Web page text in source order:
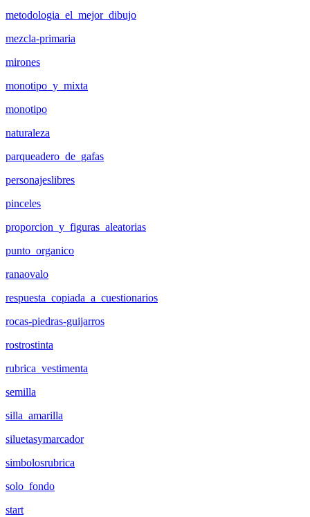
metodologia_el_mejor_dibujo
mezcla-primaria
mirones
monotipo_y_mixta
monotipo
naturaleza
parqueadero_de_gafas
personajeslibres
pinceles
proporcion_y_figuras_aleatorias
punto_organico
ranaovalo
respuesta_copiada_a_cuestionarios
rocas-piedras-guijarros
rostrostinta
rubrica_vestimenta
semilla
silla_amarilla
siluetasymarcador
simbolosrubrica
solo_fondo
start